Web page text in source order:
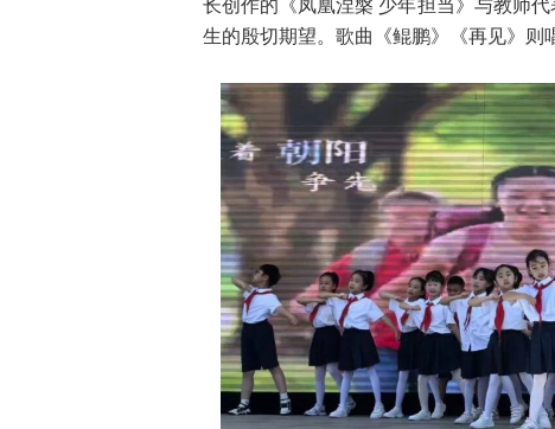
长创作的《凤凰涅槃 少年担当》与教师
生的殷切期望。歌曲《鲲鹏》《再见》则